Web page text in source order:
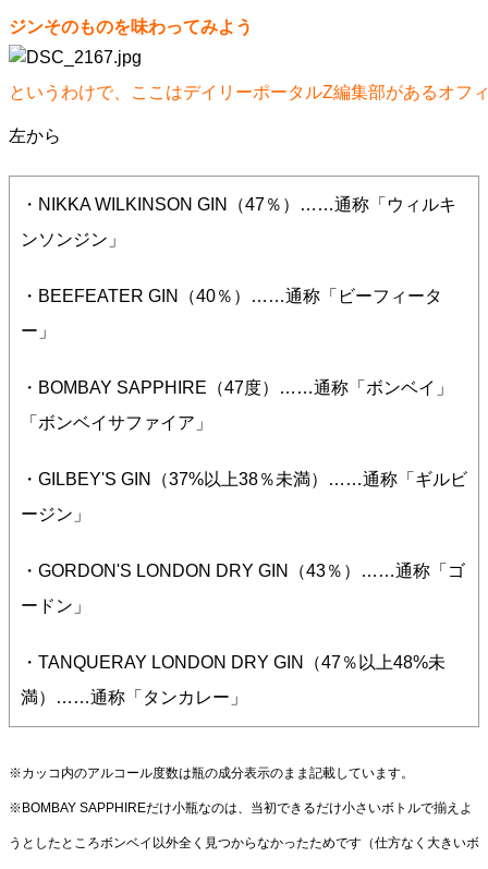
ジンそのものを味わってみよう
というわけで、ここはデイリーポータルZ編集部があるオフ
左から
・NIKKA WILKINSON GIN（47％）……通称「ウィルキ
ンソンジン」
・BEEFEATER GIN（40％）……通称「ビーフィータ
ー」
・BOMBAY SAPPHIRE（47度）……通称「ボンベイ」
「ボンベイサファイア」
・GILBEY'S GIN（37%以上38％未満）……通称「ギルビ
ージン」
・GORDON'S LONDON DRY GIN（43％）……通称「ゴ
ードン」
・TANQUERAY LONDON DRY GIN（47％以上48%未
満）……通称「タンカレー」
※カッコ内のアルコール度数は瓶の成分表示のまま記載しています。
※BOMBAY SAPPHIREだけ小瓶なのは、当初できるだけ小さいボトルで揃えよ
うとしたところボンベイ以外全く見つからなかったためです（仕方なく大きいボ